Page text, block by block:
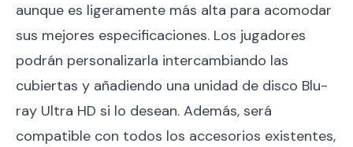
aunque es ligeramente más alta para acomodar
sus mejores especificaciones. Los jugadores
podrán personalizarla intercambiando las
cubiertas y añadiendo una unidad de disco Blu-
ray Ultra HD si lo desean. Además, será
compatible con todos los accesorios existentes,